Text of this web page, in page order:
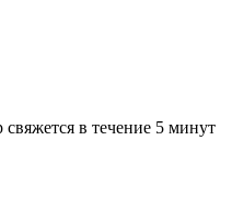
в течение 5 минут